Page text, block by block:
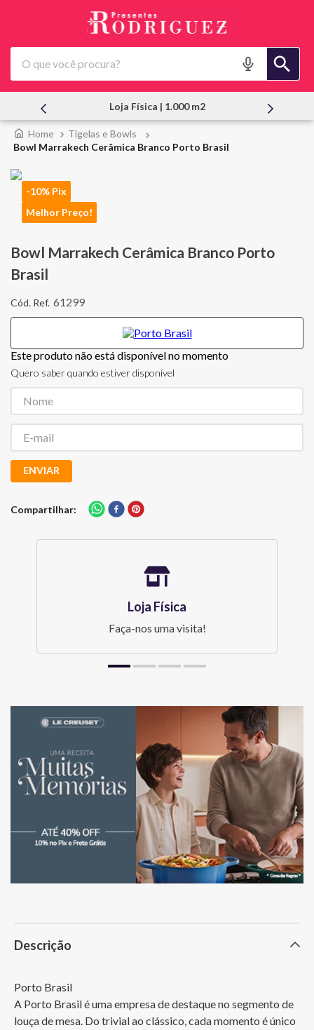
O que você procura?
Loja Física | 1.000 m2
Tigelas e Bowls
Bowl Marrakech Cerâmica Branco Porto Brasil
-10% Pix
Melhor Preço!
Bowl Marrakech Cerâmica Branco Porto
Brasil
61299
Este produto não está disponível no momento
Quero saber quando estiver disponível
ENVIAR
Compartilhar
Loja Física
Faça-nos uma visita!
Descrição
Porto Brasil
A Porto Brasil é uma empresa de destaque no segmento de
louça de mesa. Do trivial ao clássico, cada momento é único